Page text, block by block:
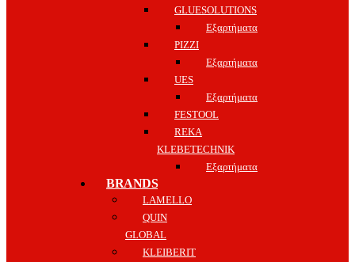
GLUESOLUTIONS
Εξαρτήματα
PIZZI
Εξαρτήματα
UES
Εξαρτήματα
FESTOOL
REKA
KLEBETECHNIK
Εξαρτήματα
BRANDS
LAMELLO
QUIN
GLOBAL
KLEIBERIT